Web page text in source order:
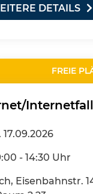
DETAILS
FREIE
17.09.2026
- 14:30 Uhr
Eisenbahnstr.